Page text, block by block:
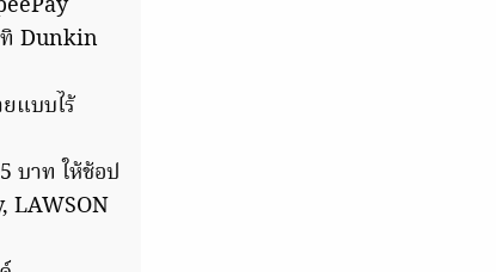
ทิ Dunkin
แบบไร้
บาท ให้ช้อป
LAWSON